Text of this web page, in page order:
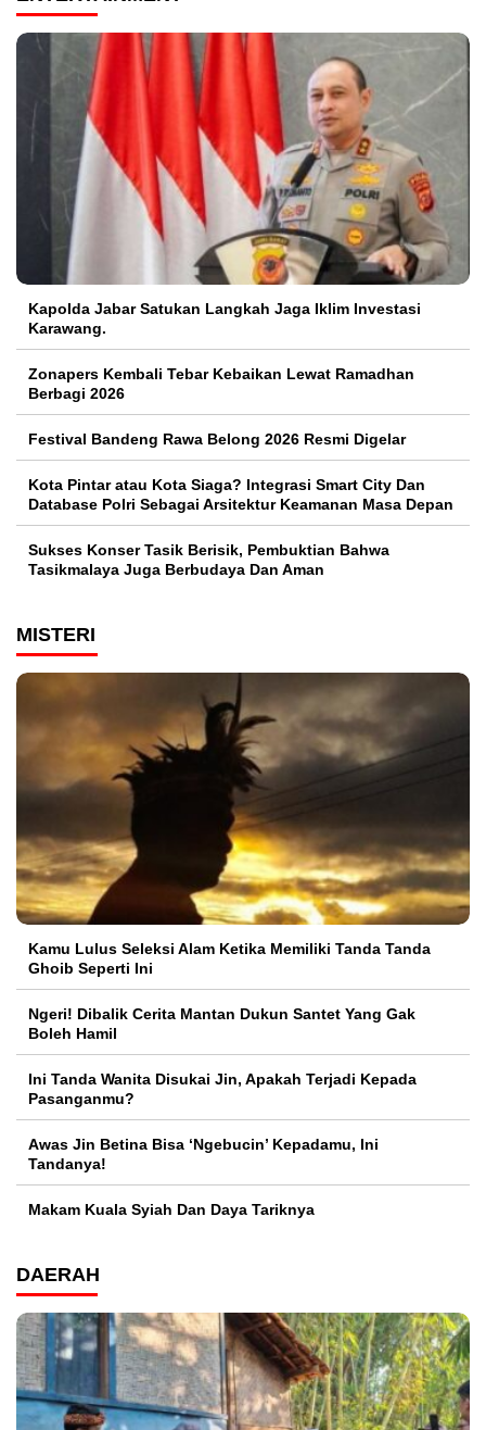
Kapolda Jabar Satukan Langkah Jaga Iklim Investasi
Karawang.
Zonapers Kembali Tebar Kebaikan Lewat Ramadhan
Berbagi 2026
Festival Bandeng Rawa Belong 2026 Resmi Digelar
Kota Pintar atau Kota Siaga? Integrasi Smart City Dan
Database Polri Sebagai Arsitektur Keamanan Masa Depan
Sukses Konser Tasik Berisik, Pembuktian Bahwa
Tasikmalaya Juga Berbudaya Dan Aman
MISTERI
Kamu Lulus Seleksi Alam Ketika Memiliki Tanda Tanda
Ghoib Seperti Ini
Ngeri! Dibalik Cerita Mantan Dukun Santet Yang Gak
Boleh Hamil
Ini Tanda Wanita Disukai Jin, Apakah Terjadi Kepada
Pasanganmu?
Awas Jin Betina Bisa ‘Ngebucin’ Kepadamu, Ini
Tandanya!
Makam Kuala Syiah Dan Daya Tariknya
DAERAH